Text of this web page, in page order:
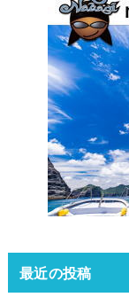
最近の投稿